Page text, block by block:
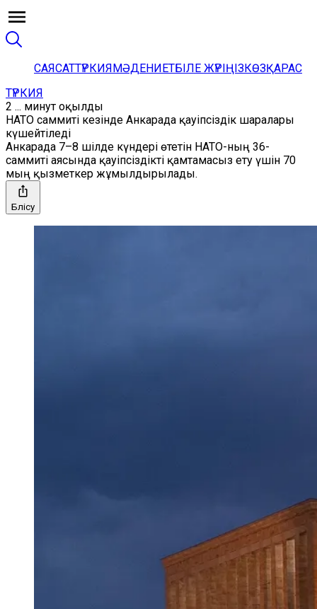
САЯСАТТҮРКИЯМӘДЕНИЕТБІЛЕ ЖҮРІҢІЗКӨЗҚАРАС
ТҮРКИЯ
2 ... минут оқылды
НАТО саммиті кезінде Анкарада қауіпсіздік шаралары
күшейтіледі
Анкарада 7–8 шілде күндері өтетін НАТО-ның 36-
саммиті аясында қауіпсіздікті қамтамасыз ету үшін 70
мың қызметкер жұмылдырылады.
Бөлісу